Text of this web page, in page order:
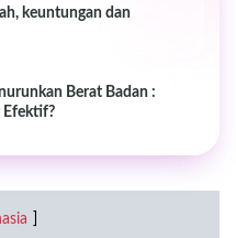
keuntungan dan
Berat Badan :
Efektif?